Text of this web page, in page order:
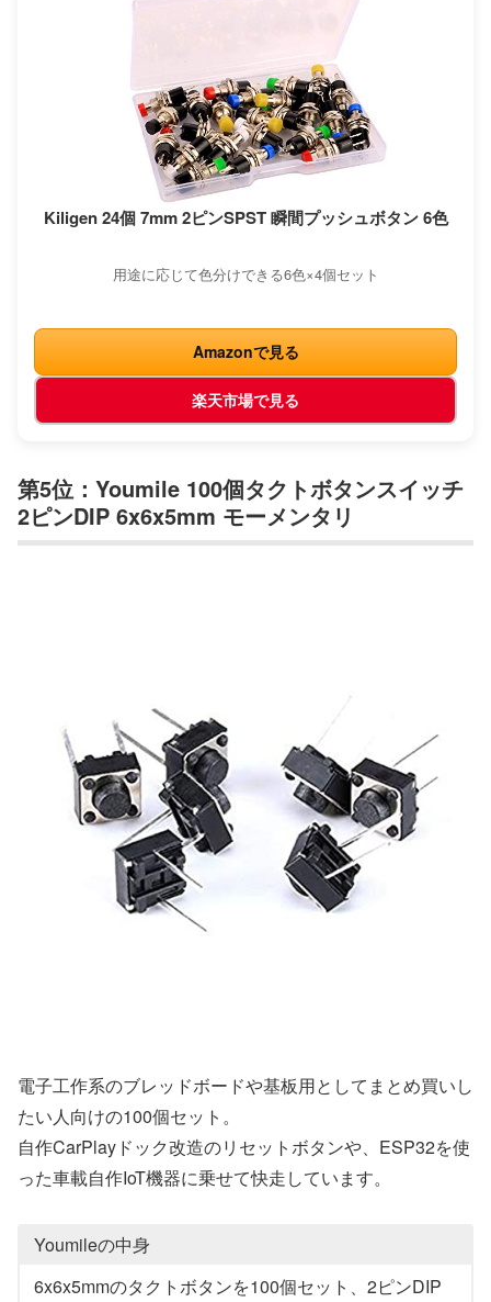
Kiligen 24個 7mm 2ピンSPST 瞬間プッシュボタン 6色
用途に応じて色分けできる6色×4個セット
Amazonで見る
楽天市場で見る
第5位：Youmile 100個タクトボタンスイッチ
2ピンDIP 6x6x5mm モーメンタリ
電子工作系のブレッドボードや基板用としてまとめ買いし
たい人向けの100個セット。
自作CarPlayドック改造のリセットボタンや、ESP32を使
った車載自作IoT機器に乗せて快走しています。
Youmileの中身
6x6x5mmのタクトボタンを100個セット、2ピンDIP